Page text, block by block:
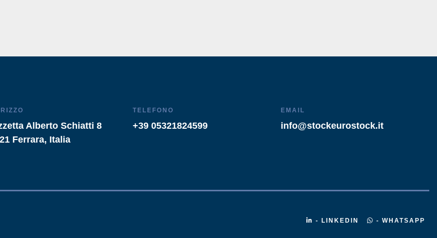
Alberto Schiatti 8
Ferrara, Italia
TELEFONO
+39 05321824599
EMAIL
info@stockeurostock.it
- LINKEDIN - WHATSAPP